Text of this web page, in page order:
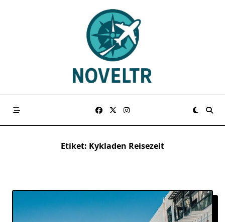
Etiket: Kykladen Reisezeit